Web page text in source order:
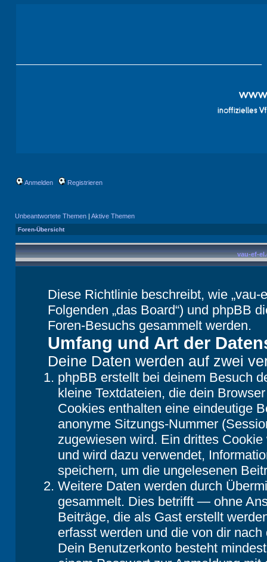
Anmelden Registrieren
Unbeantwortete Themen | Aktive Themen
Foren-Übersicht
vau-ef-
Diese Richtlinie beschreibt, wie
Folgenden „das Board“) und phpBB
Foren-Besuchs gesammelt werden.
Umfang und Art der
Deine Daten werden auf zwei
phpBB erstellt bei deinem Besuch
kleine Textdateien, die dein
Cookies enthalten eine eindeutige
anonyme Sitzungs-Nummer
zugewiesen wird. Ein drittes
und wird dazu verwendet,
speichern, um die ungelesenen
Weitere Daten werden durch
gesammelt. Dies betrifft — ohne
Beiträge, die als Gast erstellt
erfasst werden und die von dir
Dein Benutzerkonto besteht